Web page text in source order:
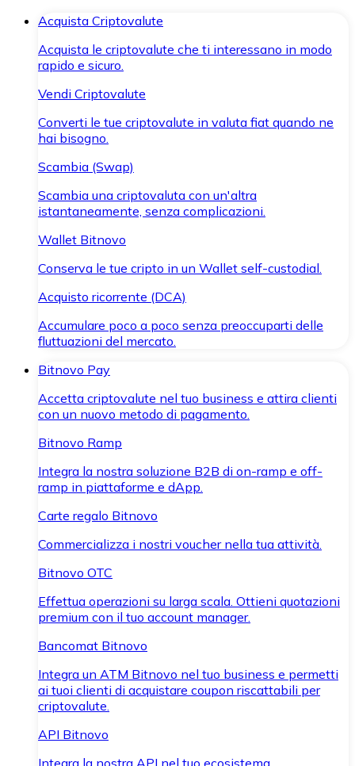
Acquista Criptovalute
Acquista le criptovalute che ti interessano in modo
rapido e sicuro.
Vendi Criptovalute
Converti le tue criptovalute in valuta fiat quando ne
hai bisogno.
Scambia (Swap)
Scambia una criptovaluta con un'altra
istantaneamente, senza complicazioni.
Wallet Bitnovo
Conserva le tue cripto in un Wallet self-custodial.
Acquisto ricorrente (DCA)
Accumulare poco a poco senza preoccuparti delle
fluttuazioni del mercato.
Bitnovo Pay
Accetta criptovalute nel tuo business e attira clienti
con un nuovo metodo di pagamento.
Bitnovo Ramp
Integra la nostra soluzione B2B di on-ramp e off-
ramp in piattaforme e dApp.
Carte regalo Bitnovo
Commercializza i nostri voucher nella tua attività.
Bitnovo OTC
Effettua operazioni su larga scala. Ottieni quotazioni
premium con il tuo account manager.
Bancomat Bitnovo
Integra un ATM Bitnovo nel tuo business e permetti
ai tuoi clienti di acquistare coupon riscattabili per
criptovalute.
API Bitnovo
Integra la nostra API nel tuo ecosistema.